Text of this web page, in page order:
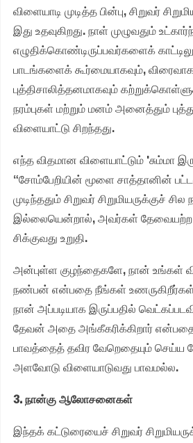
விளையாடி முடித்த பின்பு, சிறுவர்
இது உதவுகிறது. நாள் முழுவதும்
எழுதிக்கொண்டிருப்பவர்களைக்
பாடங்களைக் கூர்மையாகவும்,
புத்திசாலித்தனமாகவும்
நரம்புகள் மற்றும் மனம் அனைத்தும்
விளையாட்டு சிறந்தது.
எந்த விதமான விளையாட்டும் 'சும்மா
“சோம்பேறியின் மூளை சாத்தானின்
முடிந்ததும் சிறுவர் சிறுமியருக்குச்
இல்லையென்றால், அவர்கள் தேவையற்ற
சிக்குவது உறுதி.
அன்புள்ள குழந்தைகளே, நான் உங்கள்
நண்பன் என்பதை நீங்கள் உணருகிறீர்கள்
நான் அப்படியாக இருப்பதில்
தேவன் அதை அங்கீகரிக்கிறார்
பாவத்தைத் தவிர வேறெதையும் செய்ய
அளவோடு விளையாடுவது பாவமல்ல.
3. நான்கு ஆலோசனைகள்
இந்தக் கட்டுரையைச் சிறுவர்